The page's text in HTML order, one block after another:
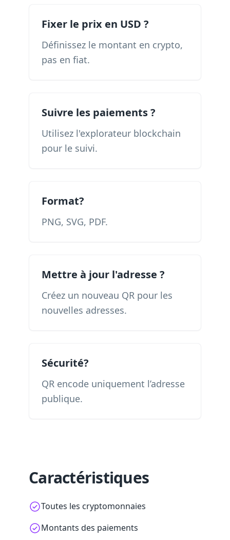
Fixer le prix en USD ?
Définissez le montant en crypto,
pas en fiat.
Suivre les paiements ?
Utilisez l'explorateur blockchain
pour le suivi.
Format?
PNG, SVG, PDF.
Mettre à jour l'adresse ?
Créez un nouveau QR pour les
nouvelles adresses.
Sécurité?
QR encode uniquement l’adresse
publique.
Caractéristiques
Toutes les cryptomonnaies
Montants des paiements